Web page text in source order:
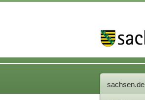
sachsen.de